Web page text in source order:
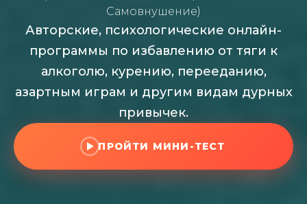
Самовнушение)
Авторские, психологические онлайн-
программы по избавлению от тяги к
алкоголю, курению, перееданию,
азартным играм и другим видам дурных
привычек.
ПРОЙТИ МИНИ-ТЕСТ